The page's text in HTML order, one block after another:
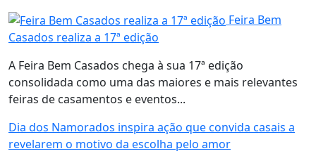
Feira Bem
Casados realiza a 17ª edição
A Feira Bem Casados chega à sua 17ª edição
consolidada como uma das maiores e mais relevantes
feiras de casamentos e eventos...
Dia dos Namorados inspira ação que convida casais a
revelarem o motivo da escolha pelo amor